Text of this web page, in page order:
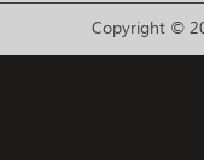
Copyright ©